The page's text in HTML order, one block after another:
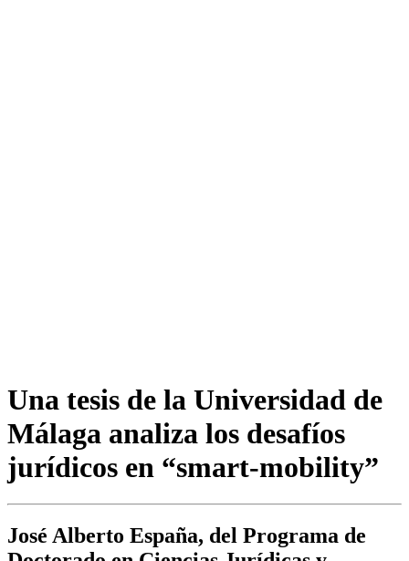
Una tesis de la Universidad de
Málaga analiza los desafíos
jurídicos en “smart-mobility”
José Alberto España, del Programa de